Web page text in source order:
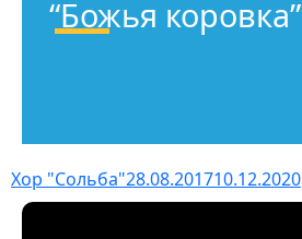
“Божья коровка”
Хор "Сольба"28.08.201710.12.2020